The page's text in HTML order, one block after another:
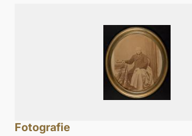
Fotografie